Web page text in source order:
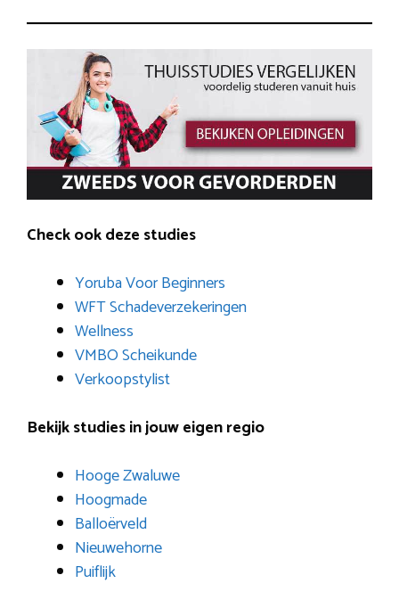
Check ook deze studies
Yoruba Voor Beginners
WFT Schadeverzekeringen
Wellness
VMBO Scheikunde
Verkoopstylist
Bekijk studies in jouw eigen regio
Hooge Zwaluwe
Hoogmade
Balloërveld
Nieuwehorne
Puiflijk